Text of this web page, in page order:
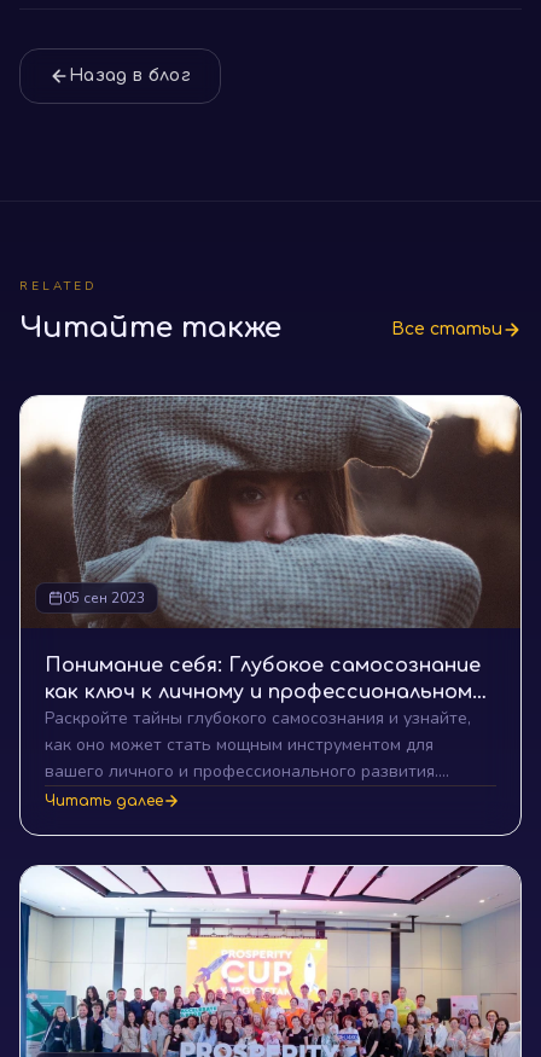
Назад в блог
RELATED
Читайте также Все статьи
05 сен 2023
Понимание себя: Глубокое самосознание
как ключ к личному и профессиональному
росту
Раскройте тайны глубокого самосознания и узнайте,
как оно может стать мощным инструментом для
вашего личного и профессионального развития.
Погрузитесь в понимание своего "Я" и откройте новые
Читать далее